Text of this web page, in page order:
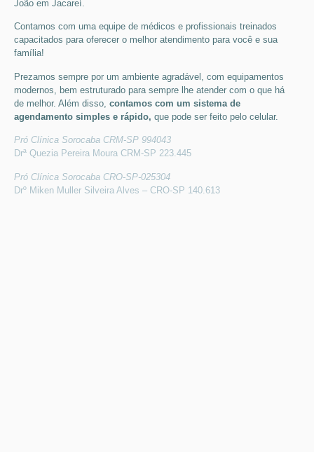
João em Jacareí.
Contamos com uma equipe de médicos e profissionais treinados
capacitados para oferecer o melhor atendimento para você e sua
família!
Prezamos sempre por um ambiente agradável, com equipamentos
modernos, bem estruturado para sempre lhe atender com o que há
de melhor. Além disso, contamos com um sistema de
agendamento simples e rápido, que pode ser feito pelo celular.
Pró Clínica Sorocaba CRM-SP 994043
Drª Quezia Pereira Moura CRM-SP 223.445
Pró Clínica Sorocaba CRO-SP-025304
Drº Miken Muller Silveira Alves – CRO-SP 140.613